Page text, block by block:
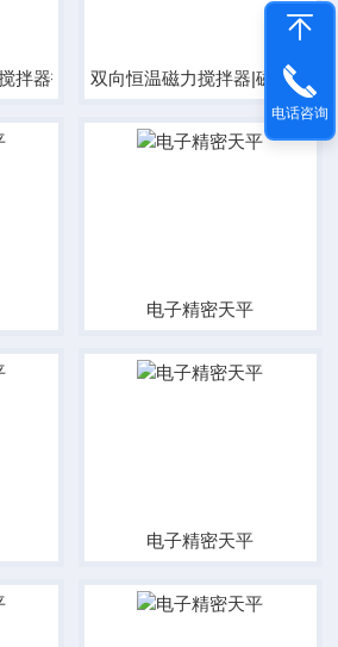
拌器报价 双向恒温磁力搅拌器|磁力搅拌
电子精密天平
电子精密天平
电话咨询